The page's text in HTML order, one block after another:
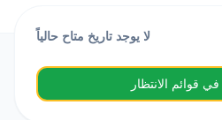
لا يوجد تاريخ متاح حالياً
قوائم الانتظار